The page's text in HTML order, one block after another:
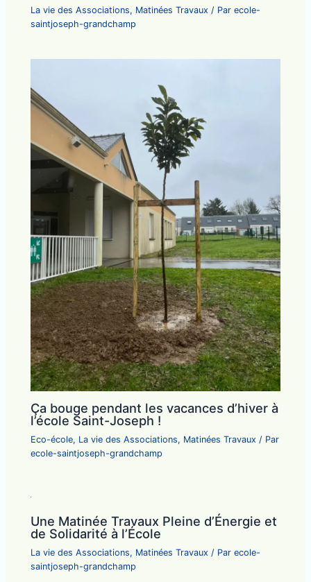
La vie des Associations, Matinées Travaux / Parecole-
saintjoseph-grandchamp
Ça bouge pendant les vacances d’hiver à
l’école Saint-Joseph !
Eco-école, La vie des Associations, Matinées Travaux / Par
ecole-saintjoseph-grandchamp
Une Matinée Travaux Pleine d’Énergie et
de Solidarité à l’École
La vie des Associations, Matinées Travaux / Parecole-
saintjoseph-grandchamp